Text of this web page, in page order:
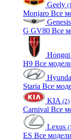
Geely
Monjaro Все
Genesis
G GV80 Все
Hongqi
H9 Все
Staria Все
KIA (2)
Carnival Все
Lexus
ES Все модели